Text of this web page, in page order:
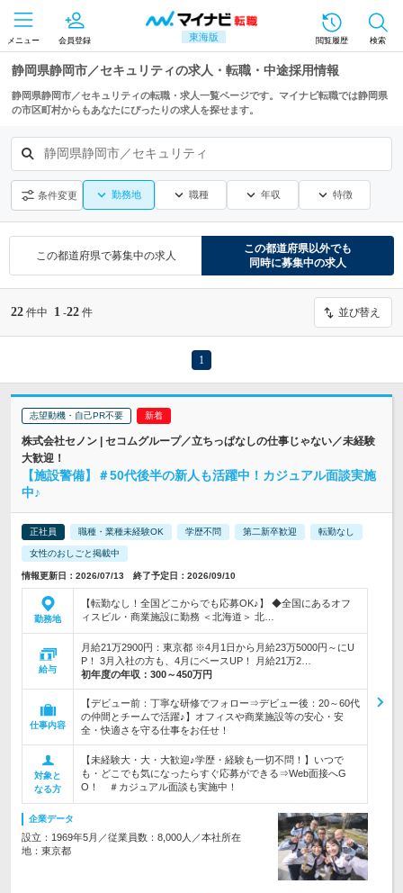
東海版
メニュー 会員登録 閲覧履歴 検索
静岡県静岡市／セキュリティの求人・転職・中途採用情報
静岡県静岡市／セキュリティの転職・求人一覧ページです。マイナビ転職では静岡県
の市区町村からもあなたにぴったりの求人を探せます。
静岡県静岡市／セキュリティ
条件変更 勤務地 職種 年収 特徴
この都道府県で募集中の求人
この都道府県以外でも
同時に募集中の求人
22 件中 1 -22 件 並び替え
1
志望動機・自己PR不要
株式会社セノン | セコムグループ／立ちっぱなしの仕事じゃない／未経験
大歓迎！
【施設警備】＃50代後半の新人も活躍中！カジュアル面談実施
中♪
正社員 職種・業種未経験OK 学歴不問 第二新卒歓迎 転勤なし
女性のおしごと掲載中
情報更新日：2026/07/13 終了予定日：2026/09/10
勤務地
【転勤なし！全国どこからでも応募OK♪】 ◆全国にあるオフ
ィスビル・商業施設に勤務 ＜北海道＞ 北…
給与
月給21万2900円：東京都 ※4月1日から月給23万5000円～にU
P！ 3月入社の方も、4月にベースUP！ 月給21万2…
初年度の年収： 300～450万円
仕事内容
【デビュー前：丁寧な研修でフォロー⇒デビュー後：20～60代
の仲間とチームで活躍♪】オフィスや商業施設等の安心・安
全・快適さを守る仕事をお任せ！
対象と
なる方
【未経験大・大・大歓迎♪学歴・経験も一切不問！】いつで
も・どこでも気になったらすぐ応募ができる⇒Web面接へG
O！ ＃カジュアル面談も実施中！
企業データ
設立：1969年5月／従業員数：8,000人／本社所在
地：東京都